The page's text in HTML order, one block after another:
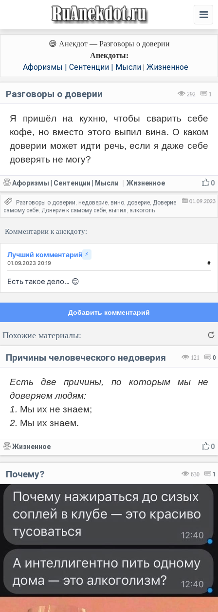
😄 Анекдот — Разговоры о доверии
Анекдоты:
Афоризмы | Сентенции | Мысли| Жизненное
292 1
Разговоры о доверии
Я пришёл на кухню, чтобы сварить себе
кофе, но вместо этого выпил вина. О каком
доверии может идти речь, если я даже себе
доверять не могу?
0
Афоризмы | Сентенции | Мысли Жизненное
01.09.2023
Разговоры о доверии, недоверие, вино, доверие, Доверие
самому себе, Доверие к самому себе, выпил, алкоголь
Комментарии к анекдоту:
Лучший комментарий ⚡
01.09.2023 20:19 #
Есть такое дело... 😊
Добавить комментарий
Код:
Похожие материалы:
121 0
Причины человеческого недоверия
Есть две причины, по которым мы не
доверяем людям:
1. Мы их не знаем;
2. Мы их знаем.
0
Жизненное
630 1
Почему?